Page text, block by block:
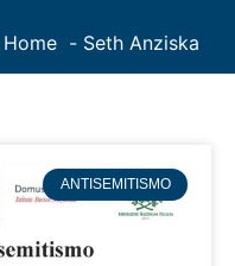
Home Seth Anziska
ANTISEMITISMO